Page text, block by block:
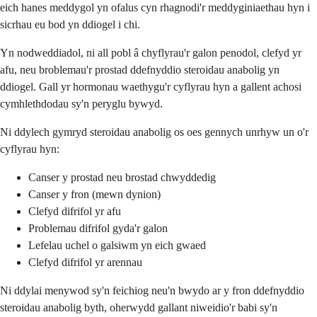
eich hanes meddygol yn ofalus cyn rhagnodi'r meddyginiaethau hyn i
sicrhau eu bod yn ddiogel i chi.
Yn nodweddiadol, ni all pobl â chyflyrau'r galon penodol, clefyd yr
afu, neu broblemau'r prostad ddefnyddio steroidau anabolig yn
ddiogel. Gall yr hormonau waethygu'r cyflyrau hyn a gallent achosi
cymhlethdodau sy'n peryglu bywyd.
Ni ddylech gymryd steroidau anabolig os oes gennych unrhyw un o'r
cyflyrau hyn:
Canser y prostad neu brostad chwyddedig
Canser y fron (mewn dynion)
Clefyd difrifol yr afu
Problemau difrifol gyda'r galon
Lefelau uchel o galsiwm yn eich gwaed
Clefyd difrifol yr arennau
Ni ddylai menywod sy'n feichiog neu'n bwydo ar y fron ddefnyddio
steroidau anabolig byth, oherwydd gallant niweidio'r babi sy'n